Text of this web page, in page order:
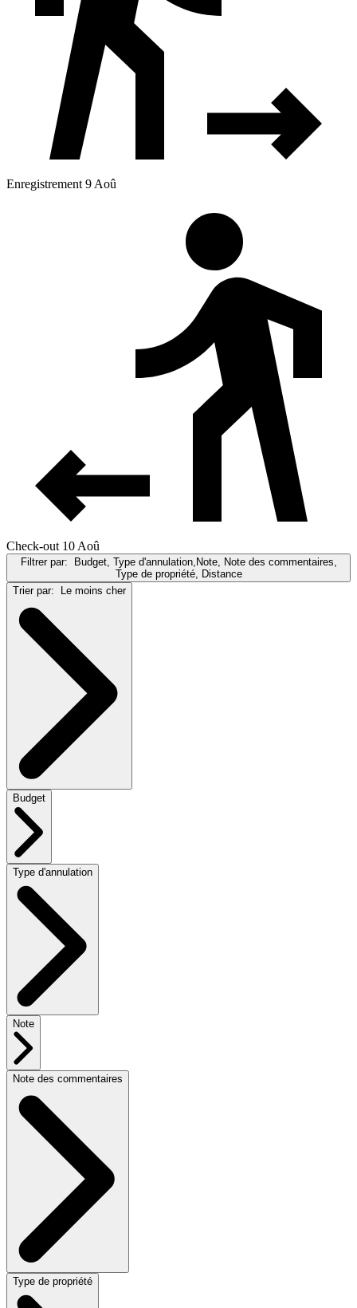
Enregistrement 9 Aoû
Check-out 10 Aoû
Filtrer par: Budget, Type d'annulation,Note, Note des commentaires,
Type de propriété, Distance
Trier par: Le moins cher
Budget
Type d'annulation
Note
Note des commentaires
Type de propriété